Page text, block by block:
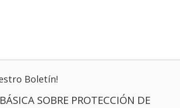
Boletín!
SOBRE PROTECCIÓN DE